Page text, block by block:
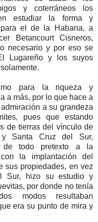
y coterráneos los
estudiar la forma y
el de la Habana, a
Betancourt Cisneros,
necesario y por eso se
Lugareño y los suyos
para la riqueza y
a más, por lo que hace a
a su grandeza
pues que estando
de tierras del vínculo de
y Santa Cruz del Sur,
de todo pretexto a la
la implantación del
sus propiedades, en vez
Sur, hizo su estudio y
por donde no tenía
modos resultaban
era su punto de mira y